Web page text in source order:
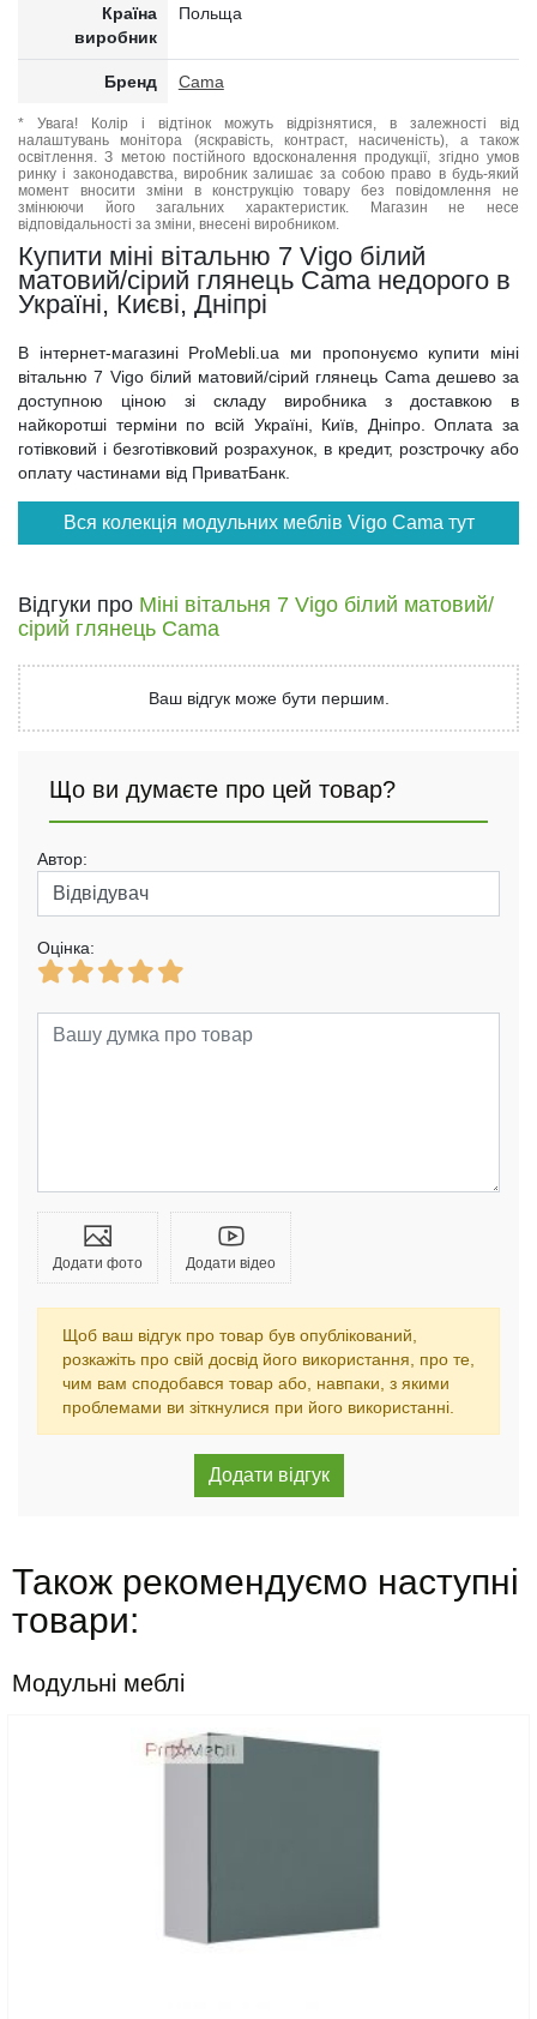
Країна
виробник
Польща
Бренд Cama
* Увага! Колір і відтінок можуть відрізнятися, в залежності від
налаштувань монітора (яскравість, контраст, насиченість), а також
освітлення. З метою постійного вдосконалення продукції, згідно умов
ринку і законодавства, виробник залишає за собою право в будь-який
момент вносити зміни в конструкцію товару без повідомлення не
змінюючи його загальних характеристик. Магазин не несе
відповідальності за зміни, внесені виробником.
Купити міні вітальню 7 Vigo білий
матовий/сірий глянець Cama недорого в
Україні, Києві, Дніпрі
В інтернет-магазині ProMebli.ua ми пропонуємо купити міні
вітальню 7 Vigo білий матовий/сірий глянець Cama дешево за
доступною ціною зі складу виробника з доставкою в
найкоротші терміни по всій Україні, Київ, Дніпро. Оплата за
готівковий і безготівковий розрахунок, в кредит, розстрочку або
оплату частинами від ПриватБанк.
Вся колекція модульних меблів Vigo Cama тут
Відгуки про Міні вітальня 7 Vigo білий матовий/
сірий глянець Cama
Ваш відгук може бути першим.
Що ви думаєте про цей товар?
Автор:
Оцінка:
Додати фото Додати відео
Щоб ваш відгук про товар був опублікований,
розкажіть про свій досвід його використання, про те,
чим вам сподобався товар або, навпаки, з якими
проблемами ви зіткнулися при його використанні.
Також рекомендуємо наступні
товари:
Модульні меблі